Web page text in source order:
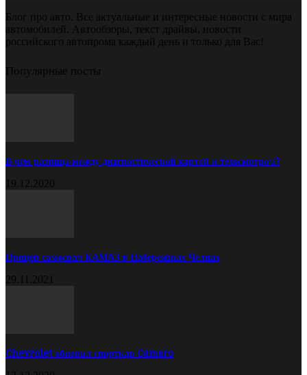
Блог про авто. Все актуальные и интересные новости с мира
автомобилей. Автообзоры, текст драйвы, новости
российского автопрома каждый день и только для Вас!
Популярные посты
В чём разница между диагностической картой и техосмотром?
19.12.2020
Прицеп самосвал КАМАЗ в Набережных Челнах
29.11.2021
Chevrolet обновил спорткар Camaro